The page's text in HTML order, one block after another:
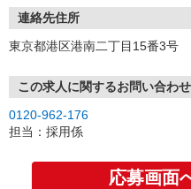
連絡先住所
東京都港区港南二丁目15番3号
この求人に関するお問い合わせ
0120-962-176
担当：採用係
応募画面